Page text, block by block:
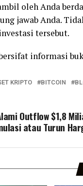
oleh Anda
jawab Anda.
tersebut.
informasi
KRIPTO BITCOIN
Outflow $1,8
atau Turun